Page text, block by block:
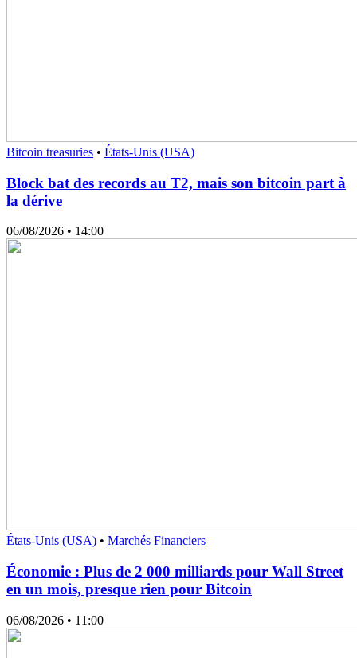
Bitcoin treasuries • États-Unis (USA)
Block bat des records au T2, mais son bitcoin part à
la dérive
06/08/2026 • 14:00
États-Unis (USA) • Marchés Financiers
Économie : Plus de 2 000 milliards pour Wall Street
en un mois, presque rien pour Bitcoin
06/08/2026 • 11:00